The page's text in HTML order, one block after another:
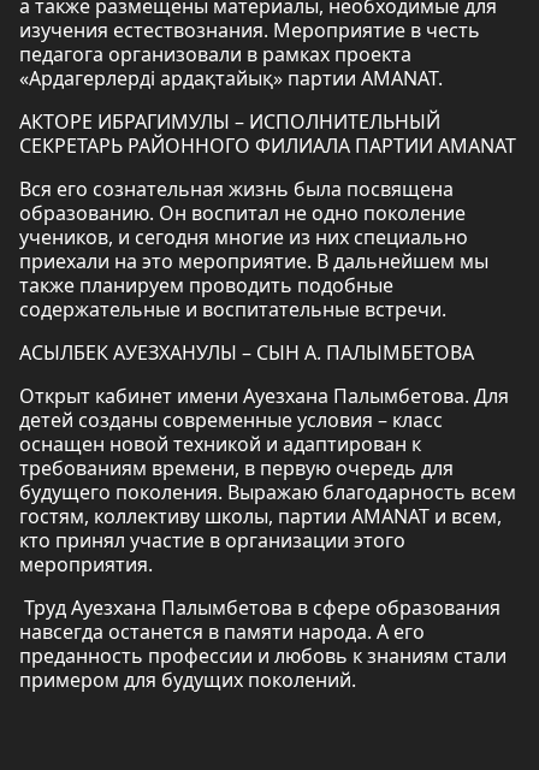
а также размещены материалы, необходимые для
изучения естествознания. Мероприятие в честь
педагога организовали в рамках проекта
«Ардагерлерді ардақтайық» партии AMANAT.
АКТОРЕ ИБРАГИМУЛЫ – ИСПОЛНИТЕЛЬНЫЙ
СЕКРЕТАРЬ РАЙОННОГО ФИЛИАЛА ПАРТИИ AMANAT
Вся его сознательная жизнь была посвящена
образованию. Он воспитал не одно поколение
учеников, и сегодня многие из них специально
приехали на это мероприятие. В дальнейшем мы
также планируем проводить подобные
содержательные и воспитательные встречи.
АСЫЛБЕК АУЕЗХАНУЛЫ – СЫН А. ПАЛЫМБЕТОВА
Открыт кабинет имени Ауезхана Палымбетова. Для
детей созданы современные условия – класс
оснащен новой техникой и адаптирован к
требованиям времени, в первую очередь для
будущего поколения. Выражаю благодарность всем
гостям, коллективу школы, партии AMANAT и всем,
кто принял участие в организации этого
мероприятия.
Труд Ауезхана Палымбетова в сфере образования
навсегда останется в памяти народа. А его
преданность профессии и любовь к знаниям стали
примером для будущих поколений.